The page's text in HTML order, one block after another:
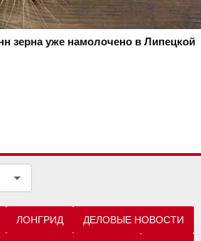
зерна уже намолочено в Липецкой
ЛОНГРИД ДЕЛОВЫЕ НОВОСТИ